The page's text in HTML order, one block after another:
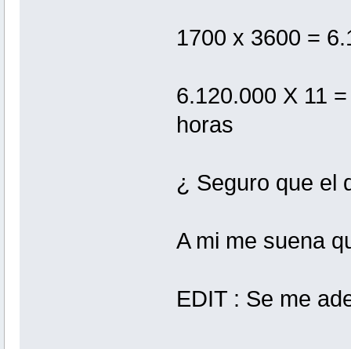
1700 x 3600 =
6.120.000 X 11
horas
¿ Seguro que el
A mi me suena
EDIT : Se me